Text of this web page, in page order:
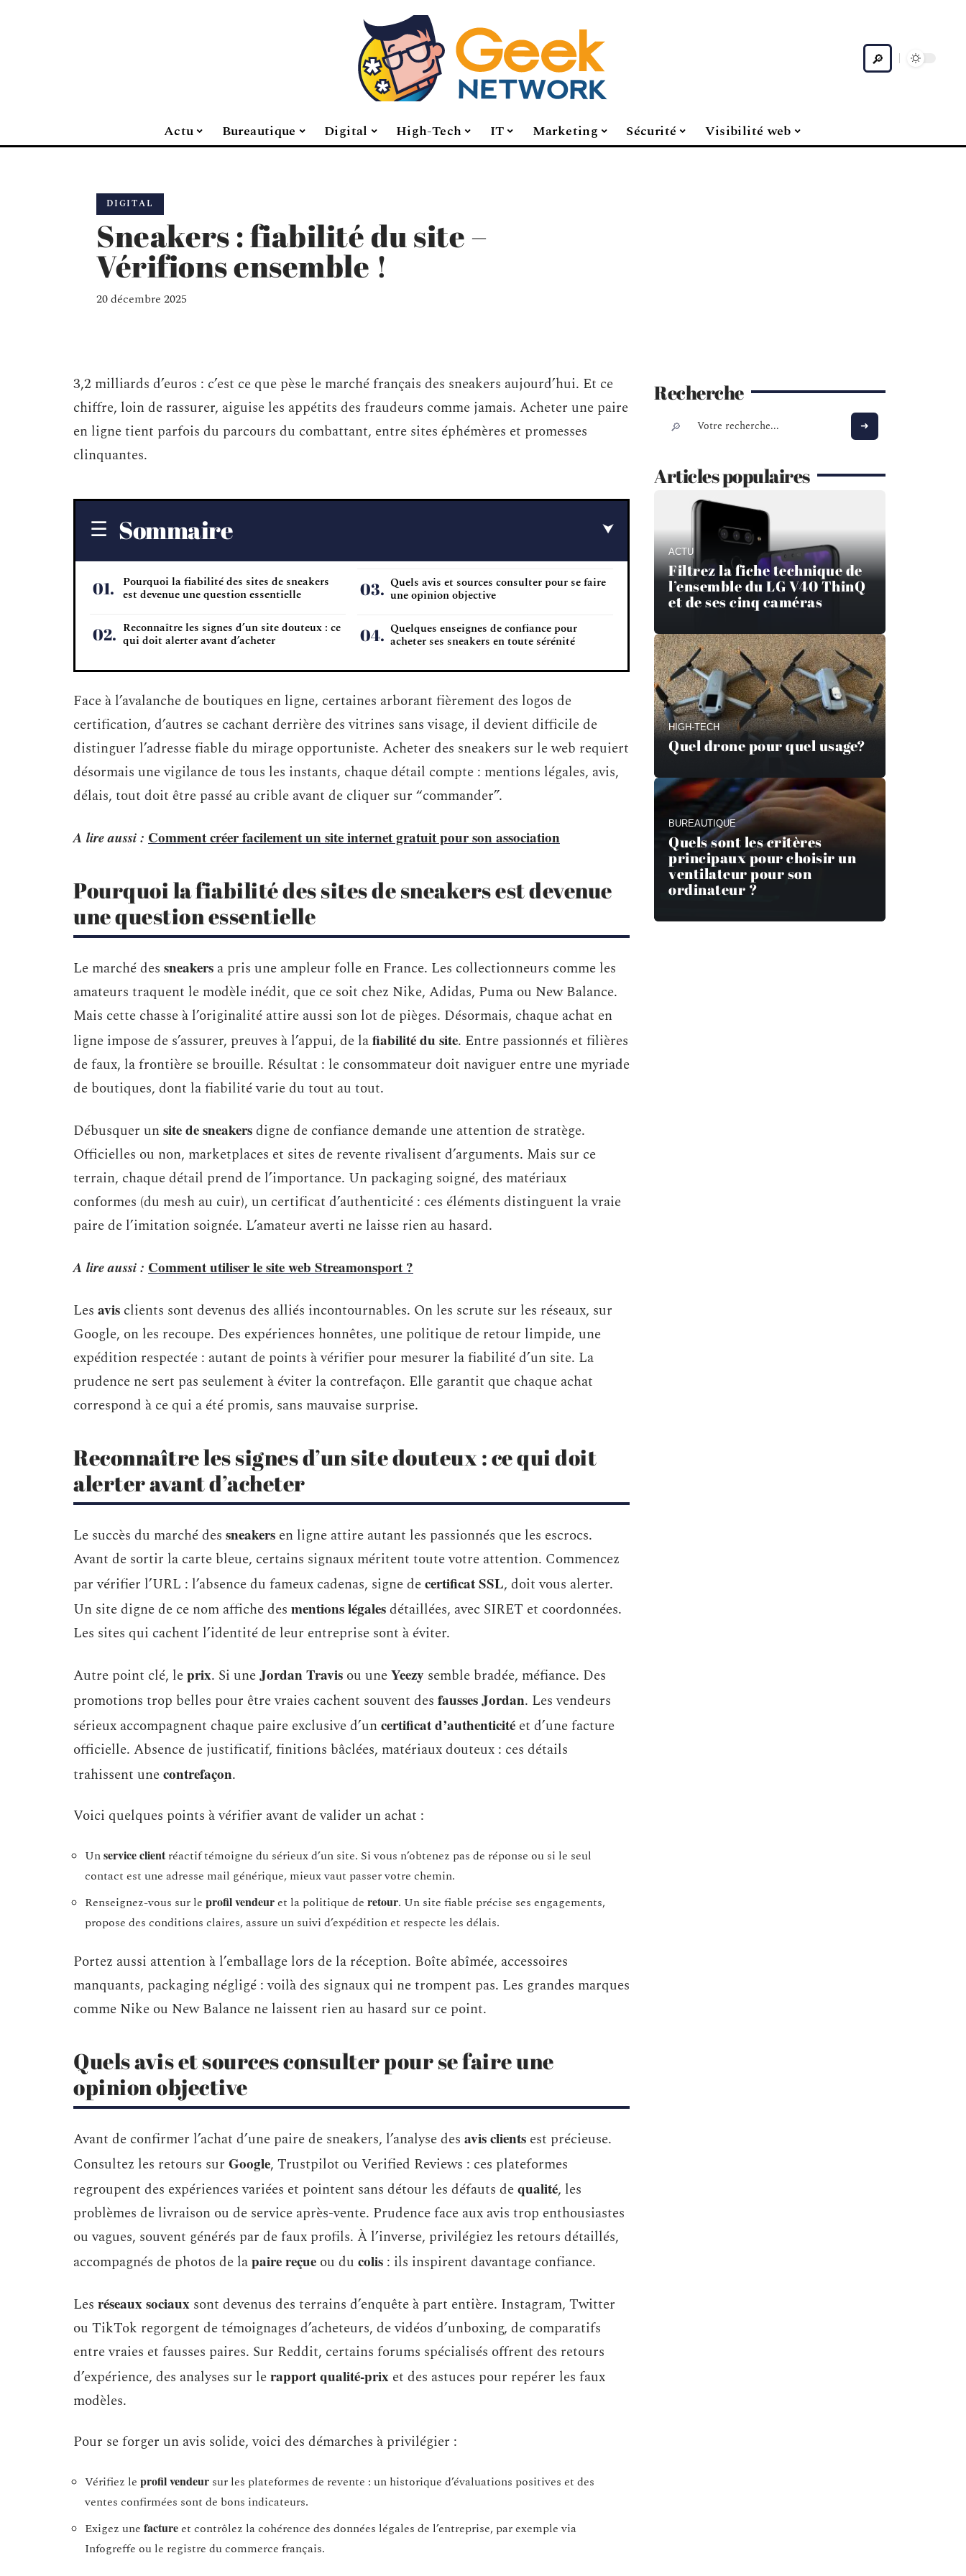
Actu Bureautique Digital High-Tech IT Marketing Sécurité Visibilité web
DIGITAL
Sneakers : fiabilité du site –
Vérifions ensemble !
20 décembre 2025
3,2 milliards d’euros : c’est ce que pèse le marché français des sneakers aujourd’hui. Et ce
chiffre, loin de rassurer, aiguise les appétits des fraudeurs comme jamais. Acheter une paire
en ligne tient parfois du parcours du combattant, entre sites éphémères et promesses
clinquantes.
Sommaire
Pourquoi la fiabilité des sites de sneakers
est devenue une question essentielle
Reconnaître les signes d’un site douteux : ce
qui doit alerter avant d’acheter
Quels avis et sources consulter pour se faire
une opinion objective
Quelques enseignes de confiance pour
acheter ses sneakers en toute sérénité
Face à l’avalanche de boutiques en ligne, certaines arborant fièrement des logos de
certification, d’autres se cachant derrière des vitrines sans visage, il devient difficile de
distinguer l’adresse fiable du mirage opportuniste. Acheter des sneakers sur le web requiert
désormais une vigilance de tous les instants, chaque détail compte : mentions légales, avis,
délais, tout doit être passé au crible avant de cliquer sur “commander”.
A lire aussi : Comment créer facilement un site internet gratuit pour son association
Pourquoi la fiabilité des sites de sneakers est devenue
une question essentielle
Le marché des sneakers a pris une ampleur folle en France. Les collectionneurs comme les
amateurs traquent le modèle inédit, que ce soit chez Nike, Adidas, Puma ou New Balance.
Mais cette chasse à l’originalité attire aussi son lot de pièges. Désormais, chaque achat en
ligne impose de s’assurer, preuves à l’appui, de lafiabilité du site. Entre passionnés et filières
de faux, la frontière se brouille. Résultat : le consommateur doit naviguer entre une myriade
de boutiques, dont la fiabilité varie du tout au tout.
Débusquer unsite de sneakersdigne de confiance demande une attention de stratège.
Officielles ou non, marketplaces et sites de revente rivalisent d’arguments. Mais sur ce
terrain, chaque détail prend de l’importance. Un packaging soigné, des matériaux
conformes (du mesh au cuir), un certificat d’authenticité : ces éléments distinguent la vraie
paire de l’imitation soignée. L’amateur averti ne laisse rien au hasard.
A lire aussi : Comment utiliser le site web Streamonsport ?
Les avis clients sont devenus des alliés incontournables. On les scrute sur les réseaux, sur
Google, on les recoupe. Des expériences honnêtes, une politique de retour limpide, une
expédition respectée : autant de points à vérifier pour mesurer la fiabilité d’un site. La
prudence ne sert pas seulement à éviter la contrefaçon. Elle garantit que chaque achat
correspond à ce qui a été promis, sans mauvaise surprise.
Reconnaître les signes d’un site douteux : ce qui doit
alerter avant d’acheter
Le succès du marché des sneakers en ligne attire autant les passionnés que les escrocs.
Avant de sortir la carte bleue, certains signaux méritent toute votre attention. Commencez
par vérifier l’URL : l’absence du fameux cadenas, signe decertificat SSL, doit vous alerter.
Un site digne de ce nom affiche des mentions légalesdétaillées, avec SIRET et coordonnées.
Les sites qui cachent l’identité de leur entreprise sont à éviter.
Autre point clé, leprix. Si uneJordan Travis ou uneYeezy semble bradée, méfiance. Des
promotions trop belles pour être vraies cachent souvent des fausses Jordan. Les vendeurs
sérieux accompagnent chaque paire exclusive d’uncertificat d’authenticité et d’une facture
officielle. Absence de justificatif, finitions bâclées, matériaux douteux : ces détails
trahissent unecontrefaçon.
Voici quelques points à vérifier avant de valider un achat :
Unservice client réactif témoigne du sérieux d’un site. Si vous n’obtenez pas de réponse ou si le seul
contact est une adresse mail générique, mieux vaut passer votre chemin.
Renseignez-vous sur le profil vendeuret la politique de retour. Un site fiable précise ses engagements,
propose des conditions claires, assure un suivi d’expédition et respecte les délais.
Portez aussi attention à l’emballage lors de la réception. Boîte abîmée, accessoires
manquants, packaging négligé : voilà des signaux qui ne trompent pas. Les grandes marques
comme Nike ou New Balance ne laissent rien au hasard sur ce point.
Quels avis et sources consulter pour se faire une
opinion objective
Avant de confirmer l’achat d’une paire de sneakers, l’analyse des avis clients est précieuse.
Consultez les retours sur Google, Trustpilot ou Verified Reviews : ces plateformes
regroupent des expériences variées et pointent sans détour les défauts dequalité, les
problèmes de livraison ou de service après-vente. Prudence face aux avis trop enthousiastes
ou vagues, souvent générés par de faux profils. À l’inverse, privilégiez les retours détaillés,
accompagnés de photos de lapaire reçue ou du colis : ils inspirent davantage confiance.
Les réseaux sociaux sont devenus des terrains d’enquête à part entière. Instagram, Twitter
ou TikTok regorgent de témoignages d’acheteurs, de vidéos d’unboxing, de comparatifs
entre vraies et fausses paires. Sur Reddit, certains forums spécialisés offrent des retours
d’expérience, des analyses sur lerapport qualité-prix et des astuces pour repérer les faux
modèles.
Pour se forger un avis solide, voici des démarches à privilégier :
Vérifiez le profil vendeur sur les plateformes de revente : un historique d’évaluations positives et des
ventes confirmées sont de bons indicateurs.
Exigez une factureet contrôlez la cohérence des données légales de l’entreprise, par exemple via
Infogreffe ou le registre du commerce français.
Recherche
Articles populaires
ACTU
Filtrez la fiche technique de
l’ensemble du LG V40 ThinQ
et de ses cinq caméras
HIGH-TECH
Quel drone pour quel usage?
BUREAUTIQUE
Quels sont les critères
principaux pour choisir un
ventilateur pour son
ordinateur ?